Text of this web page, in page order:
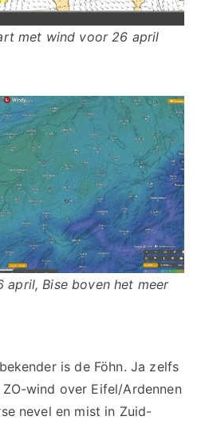
met wind voor 26 april
april, Bise boven het meer
is de Föhn. Ja zelfs
wind over Eifel/Ardennen
nevel en mist in Zuid-